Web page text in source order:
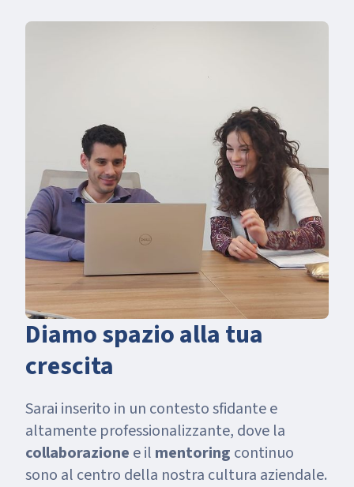
Diamo spazio alla tua
crescita
Sarai inserito in un contesto sfidante e
altamente professionalizzante, dove la
collaborazione e il mentoring continuo
sono al centro della nostra cultura aziendale.